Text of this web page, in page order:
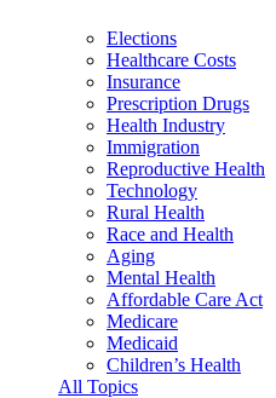
Elections
Healthcare Costs
Insurance
Prescription Drugs
Health Industry
Immigration
Reproductive Health
Technology
Rural Health
Race and Health
Aging
Mental Health
Affordable Care Act
Medicare
Medicaid
Children’s Health
All Topics